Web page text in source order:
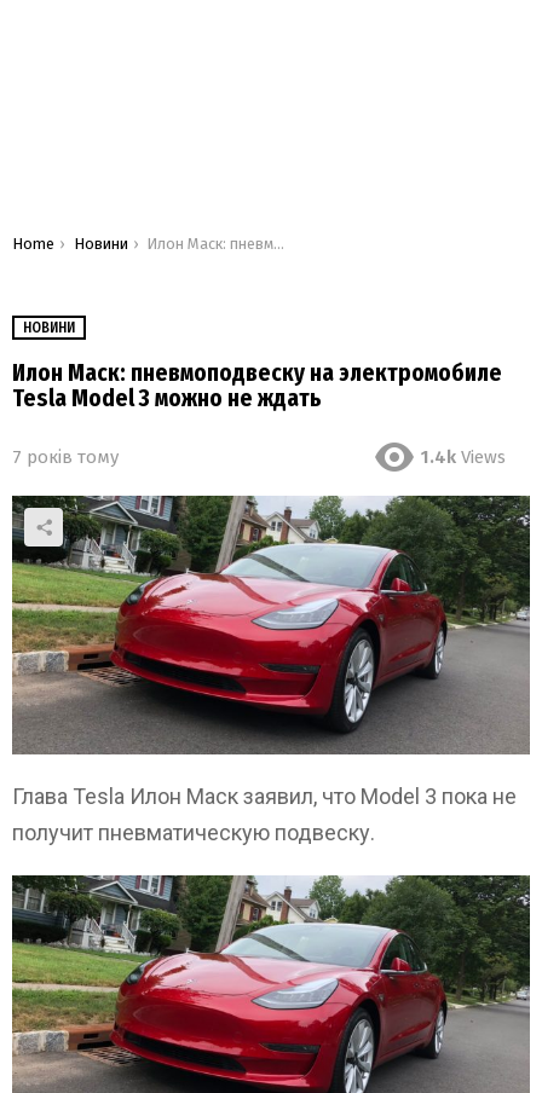
You are here:
Home Новини Илон Маск: пневмоподвеску на электромобиле Tesla Model 3 можно не ждать
НОВИНИ
Илон Маск: пневмоподвеску на электромобиле
Tesla Model 3 можно не ждать
7 років тому 1.4k Views
Глава Tesla Илон Маск заявил, что Model 3 пока не
получит пневматическую подвеску.